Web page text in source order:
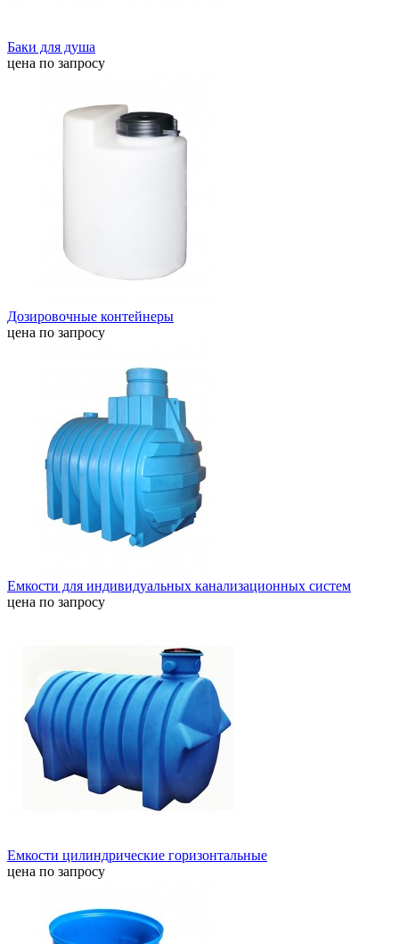
Баки для душа
цена по запросу
Дозировочные контейнеры
цена по запросу
Емкости для индивидуальных канализационных систем
цена по запросу
Емкости цилиндрические горизонтальные
цена по запросу